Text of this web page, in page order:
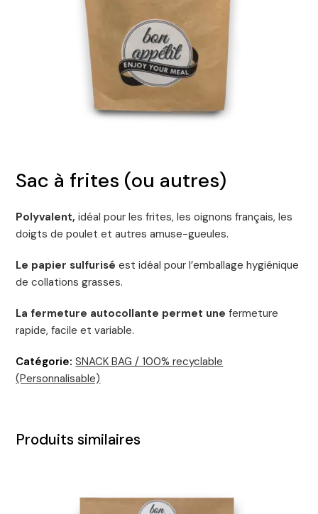
Sac à frites (ou autres)
Polyvalent,idéal pour les frites, les oignons français, les
doigts de poulet et autres amuse-gueules.
Le papier sulfuriséest idéal pour l’emballage hygiénique
de collations grasses.
La fermeture autocollante permet unefermeture
rapide, facile et variable.
Catégorie: SNACK BAG / 100% recyclable
(Personnalisable)
Produits similaires